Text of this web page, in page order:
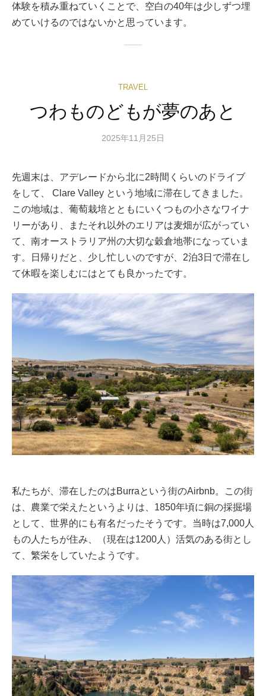
体験を積み重ねていくことで、空白の40年は少しずつ埋
めていけるのではないかと思っています。
TRAVEL
つわものどもが夢のあと
2025年11月25日
先週末は、アデレードから北に2時間くらいのドライブ
をして、 Clare Valley という地域に滞在してきました。
この地域は、葡萄栽培とともにいくつもの小さなワイナ
リーがあり、またそれ以外のエリアは麦畑が広がってい
て、南オーストラリア州の大切な穀倉地帯になっていま
す。日帰りだと、少し忙しいのですが、2泊3日で滞在し
て休暇を楽しむにはとても良かったです。
私たちが、滞在したのはBurraという街のAirbnb。この街
は、農業で栄えたというよりは、1850年頃に銅の採掘場
として、世界的にも有名だったそうです。当時は7,000人
もの人たちが住み、（現在は1200人）活気のある街とし
て、繁栄をしていたようです。